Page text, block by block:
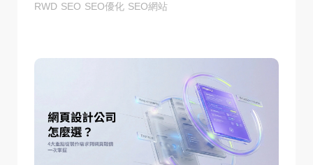
往往在一秒內就會跳出頁面，轉向競爭對手。
解析為何它是影響 SEO 網站排名的決定性因
素，助您打造專業的品牌數位門面！
RWD SEO SEO優化 SEO網站